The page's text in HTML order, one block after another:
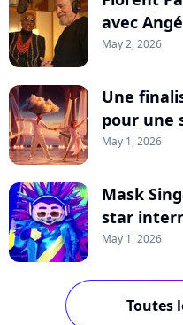
avec
May 2, 2026
Une
pour une
May 1, 2026
Mask
star
May 1, 2026
Toutes